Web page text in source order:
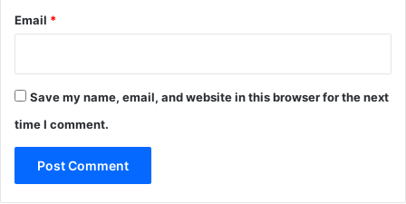
Email *
Save my name, email, and website in this browser for the next
time I comment.